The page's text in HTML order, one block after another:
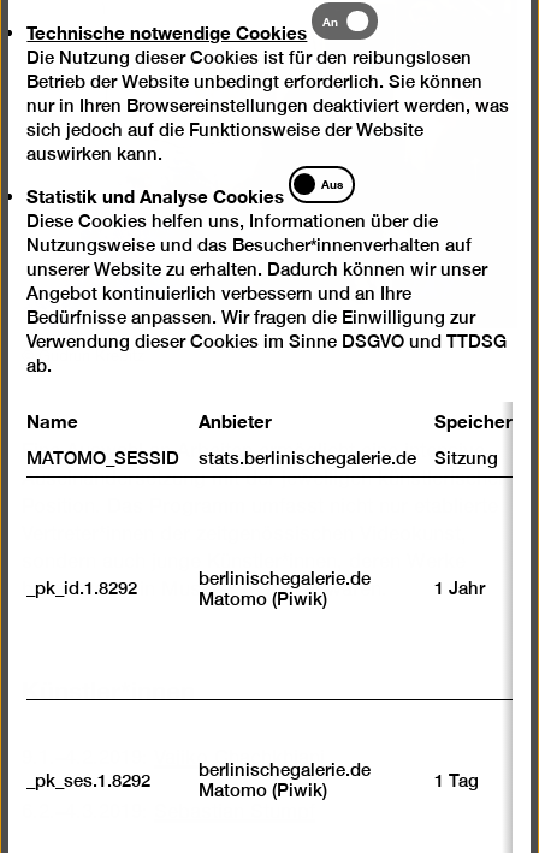
© Gudrun Krebitz
Eine Auswahl an Arbeiten ermöglicht eine intensive
Auseinandersetzung mit der jeweiligen künstlerischen
bisher kaum in Museen zu sehen waren.
Künstler*innen
Technische notwendige Cookies
Technische
notwendige
Cookies
An
Die Nutzung dieser Cookies ist für den reibungslosen
Betrieb der Website unbedingt erforderlich. Sie können
nur in Ihren Browsereinstellungen deaktiviert werden, was
sich jedoch auf die Funktionsweise der Website
auswirken kann.
Statistik und Analyse Cookies
Statistik
und
Analyse
Cookies
Aus
Diese Cookies helfen uns, Informationen über die
Nutzungsweise und das Besucher*innenverhalten auf
unserer Website zu erhalten. Dadurch können wir unser
Angebot kontinuierlich verbessern und an Ihre
Bedürfnisse anpassen. Wir fragen die Einwilligung zur
Verwendung dieser Cookies im Sinne DSGVO und TTDSG
ab.
Name Anbieter
MATOMO_SESSID stats.berlinischegalerie.de Sitzung
_pk_id.1.8292
berlinischegalerie.de
Matomo (Piwik)
1 Jahr
_pk_ses.1.8292
berlinischegalerie.de
Matomo (Piwik)
1 Tag